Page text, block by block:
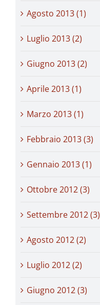
Agosto 2013 (1)
Luglio 2013 (2)
Giugno 2013 (2)
Aprile 2013 (1)
Marzo 2013 (1)
Febbraio 2013 (3)
Gennaio 2013 (1)
Ottobre 2012 (3)
Settembre 2012 (3)
Agosto 2012 (2)
Luglio 2012 (2)
Giugno 2012 (3)